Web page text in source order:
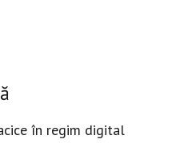
în regim digital